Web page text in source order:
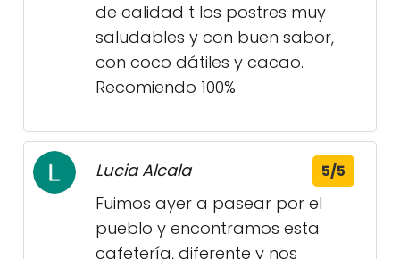
de calidad t los postres muy
saludables y con buen sabor,
con coco dátiles y cacao.
Recomiendo 100%
Lucia Alcala 5/5
Fuimos ayer a pasear por el
pueblo y encontramos esta
cafetería, diferente y nos